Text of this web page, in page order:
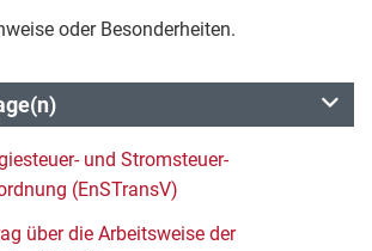
oder Besonderheiten.
und Stromsteuer-
(EnSTransV)
über die Arbeitsweise der